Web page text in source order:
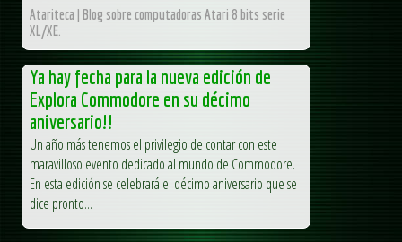
Atariteca | Blog sobre computadoras Atari 8 bits serie
XL/XE.
Ya hay fecha para la nueva edición de
Explora Commodore en su décimo
aniversario!!
Un año más tenemos el privilegio de contar con este
maravilloso evento dedicado al mundo de Commodore.
En esta edición se celebrará el décimo aniversario que se
dice pronto...